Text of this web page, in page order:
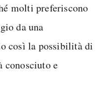
molti preferiscono
da una
così la possibilità di
conosciuto e